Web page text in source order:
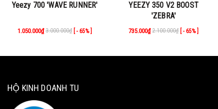
Yeezy 700 'WAVE RUNNER'
1.050.000₫ 3.000.000₫ [ - 65% ]
YEEZY 350 V2 BOOST
'ZEBRA'
735.000₫ 2.100.000₫ [ - 65% ]
HỘ KINH DOANH TU